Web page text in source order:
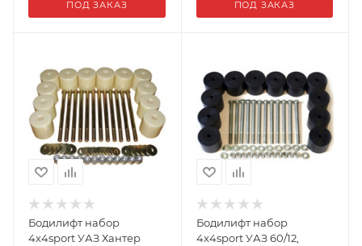
ПОД ЗАКАЗ ПОД ЗАКАЗ
Бодилифт набор
4x4sport УАЗ Хантер
Бодилифт набор
4x4sport УАЗ 60/12,